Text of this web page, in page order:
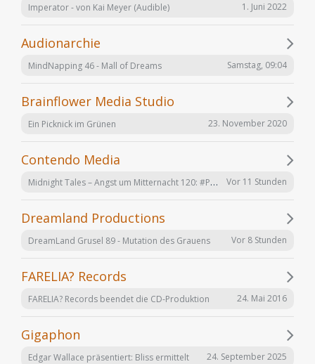
Imperator - von Kai Meyer (Audible) 1. Juni 2022
Audionarchie
MindNapping 46 - Mall of Dreams Samstag, 09:04
Brainflower Media Studio
Ein Picknick im Grünen 23. November 2020
Contendo Media
Midnight Tales – Angst um Mitternacht 120: #Penizitas ist real! (VÖ 7. August 2026) Vor 11 Stunden
Dreamland Productions
DreamLand Grusel 89 - Mutation des Grauens Vor 8 Stunden
FARELIA? Records
FARELIA? Records beendet die CD-Produktion 24. Mai 2016
Gigaphon
Edgar Wallace präsentiert: Bliss ermittelt 24. September 2025